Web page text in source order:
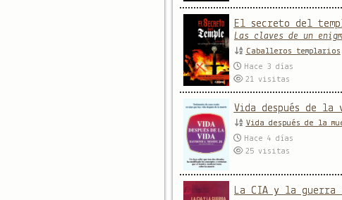
El secreto del
Las claves de un
Caballeros templarios
Hace 3 días
21 visitas
Vida después de la
Vida después de la
Hace 4 días
25 visitas
La CIA y la